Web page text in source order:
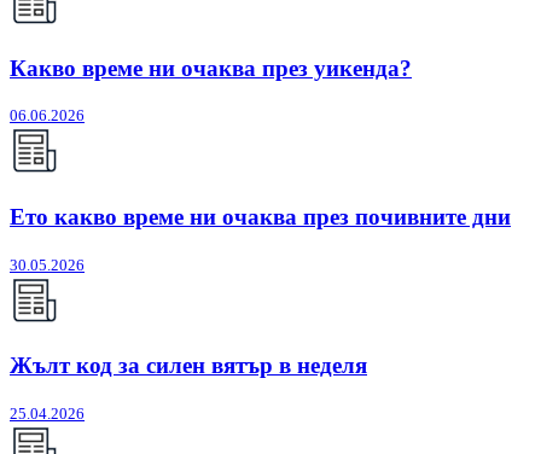
Какво време ни очаква през уикенда?
06.06.2026
Ето какво време ни очаква през почивните дни
30.05.2026
Жълт код за силен вятър в неделя
25.04.2026